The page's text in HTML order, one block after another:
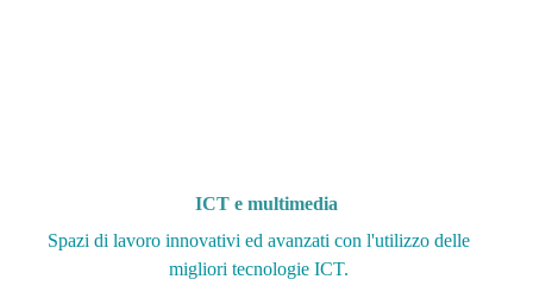
ICT e multimedia
Spazi di lavoro innovativi ed avanzati con l'utilizzo delle
migliori tecnologie ICT.